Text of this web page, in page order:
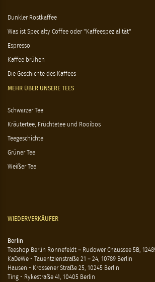
Dunkler Röstkaffee
Was ist Specialty Coffee oder "Kaffeespezialität"
Espresso
Kaffee brühen
Die Geschichte des Kaffees
MEHR ÜBER UNSERE TEES
Schwarzer Tee
Kräutertee, Früchtetee und Rooibos
Teegeschichte
Grüner Tee
Weißer Tee
WIEDERVERKÄUFER
Berlin
Teeshop Berlin Ronnefeldt – Rudower Chaussee 5B,
KaDeWe - Tauentzienstraße 21 – 24, 10789 Berlin
Hausen - Krossener Straße 25, 10245 Berlin
Ting - Rykestraße 41, 10405 Berlin